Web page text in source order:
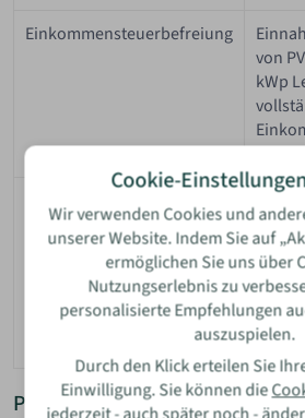
Einkommensteuerbefreiung
von
kWp
Sonderabschreibungen
sind
zu
30
Praxisbeispiele aus Aachen
Cookie-
Wir verwenden Cookies und
unserer Website. Indem Sie auf
ermöglichen Sie uns über
Nutzungserlebnis zu
personalisierte Empfehlungen
auszuspielen.
Durch den Klick erteilen Sie
Einwilligung. Sie können die